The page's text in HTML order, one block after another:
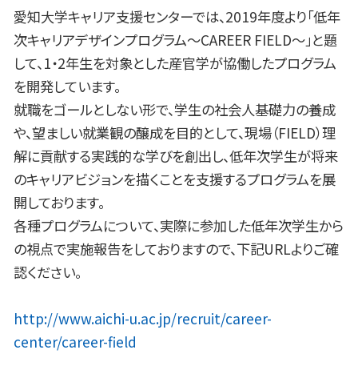
愛知大学キャリア支援センターでは、2019年度より「低年
次キャリアデザインプログラム～CAREER FIELD～」と題
して、1・2年生を対象とした産官学が協働したプログラム
を開発しています。
就職をゴールとしない形で、学生の社会人基礎力の養成
や、望ましい就業観の醸成を目的として、現場（FIELD）理
解に貢献する実践的な学びを創出し、低年次学生が将来
のキャリアビジョンを描くことを支援するプログラムを展
開しております。
各種プログラムについて、実際に参加した低年次学生から
の視点で実施報告をしておりますので、下記URLよりご確
認ください。
http://www.aichi-u.ac.jp/recruit/career-
center/career-field